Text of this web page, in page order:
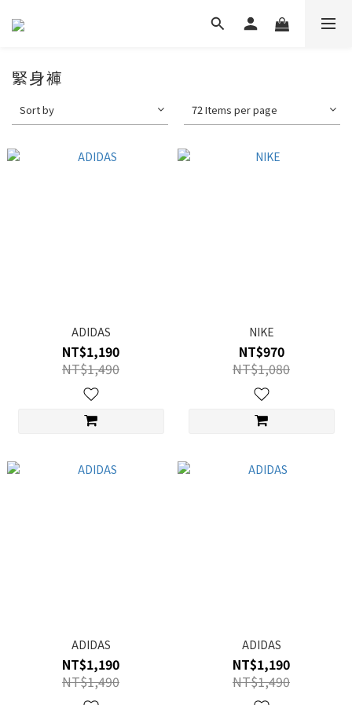
緊身褲
Sort by 72 Items per page
ADIDAS
NT$1,190
NT$1,490
NIKE
NT$970
NT$1,080
ADIDAS
NT$1,190
NT$1,490
ADIDAS
NT$1,190
NT$1,490